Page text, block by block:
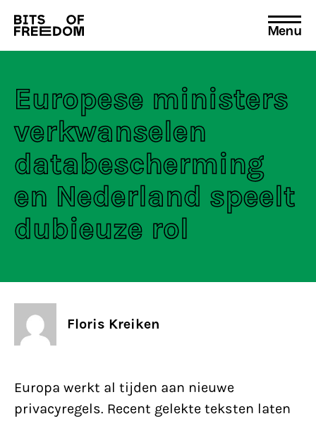
Search
for:
Menu
Europese ministers
verkwanselen
databescherming
en Nederland speelt
dubieuze rol
Floris Kreiken
Europa werkt al tijden aan nieuwe
privacyregels. Recent gelekte teksten laten